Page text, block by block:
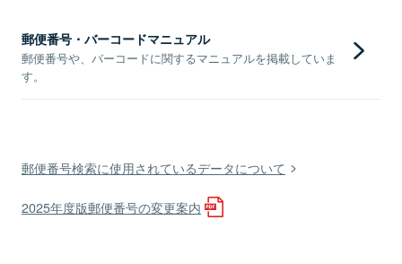
郵便番号・バーコードマニュアル
郵便番号や、バーコードに関するマニュアルを掲載していま
す。
郵便番号検索に使用されているデータについて
2025年度版郵便番号の変更案内